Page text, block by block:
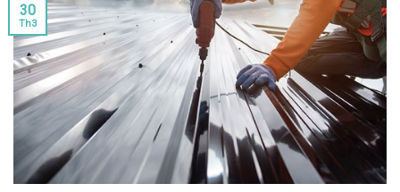
30
Th3